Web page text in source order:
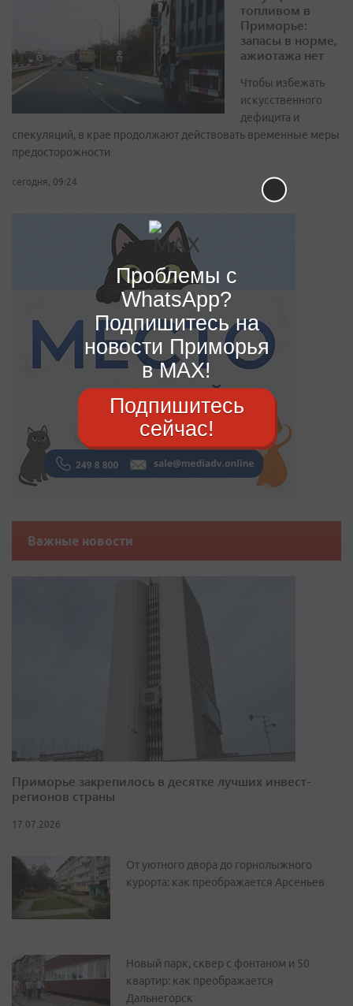
топливом в
Приморье:
запасы в норме,
ажиотажа нет
Чтобы избежать
искусственного
дефицита и
спекуляций, в крае продолжают действовать временные меры
предосторожности
сегодня, 09:24
Важные новости
Приморье закрепилось в десятке лучших инвест-
регионов страны
17.07.2026
От уютного двора до горнолыжного
курорта: как преображается Арсеньев
Новый парк, сквер с фонтаном и 50
квартир: как преображается
Дальнегорск
Проблемы с
WhatsApp?
Подпишитесь на
новости Приморья
в MAX!
Подпишитесь
сейчас!